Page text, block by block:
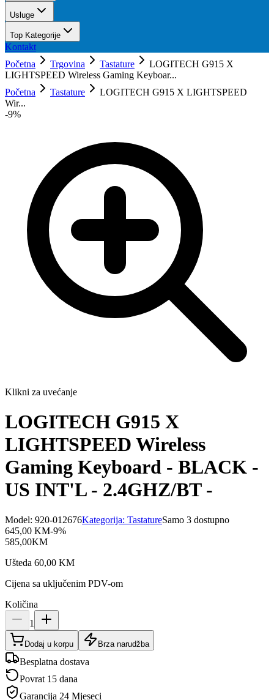
Usluge
Top Kategorije
Kontakt
Početna
Trgovina Tastature
LOGITECH G915 X
LIGHTSPEED Wireless Gaming Keyboar...
Početna
Tastature
LOGITECH G915 X LIGHTSPEED
Wir...
-9%
Klikni za uvećanje
LOGITECH G915 X
LIGHTSPEED Wireless
Gaming Keyboard - BLACK -
US INT'L - 2.4GHZ/BT -
Model: 920-012676Kategorija: TastatureSamo 3 dostupno
645,00 KM-9%
585,00KM
Ušteda 60,00 KM
Cijena sa uključenim PDV-om
Količina
1
Dodaj u korpu Brza narudžba
Besplatna dostava
Povrat 15 dana
Garancija 24 Mjeseci